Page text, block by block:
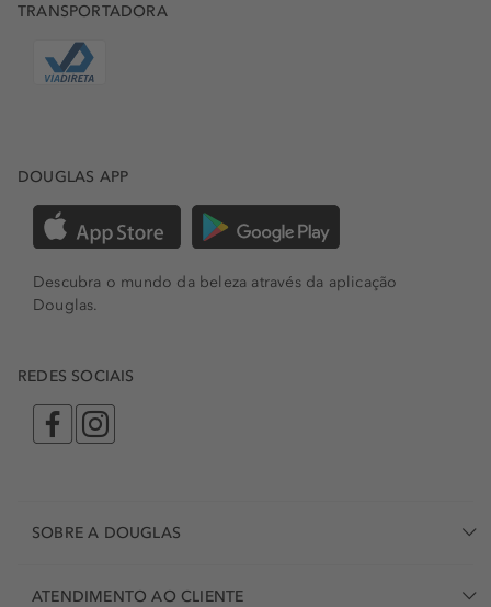
TRANSPORTADORA
DOUGLAS APP
Descubra o mundo da beleza através da aplicação
Douglas.
REDES SOCIAIS
SOBRE A DOUGLAS
ATENDIMENTO AO CLIENTE